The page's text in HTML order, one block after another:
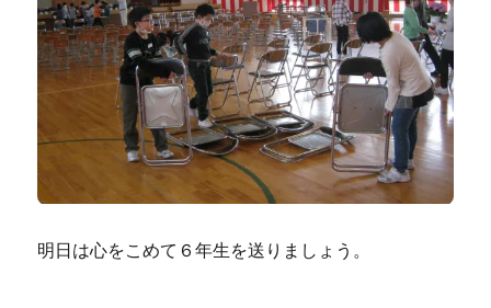
明日は心をこめて６年生を送りましょう。